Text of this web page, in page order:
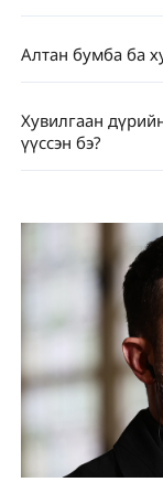
Алтан бумба ба
Хувилгаан
үүссэн бэ?